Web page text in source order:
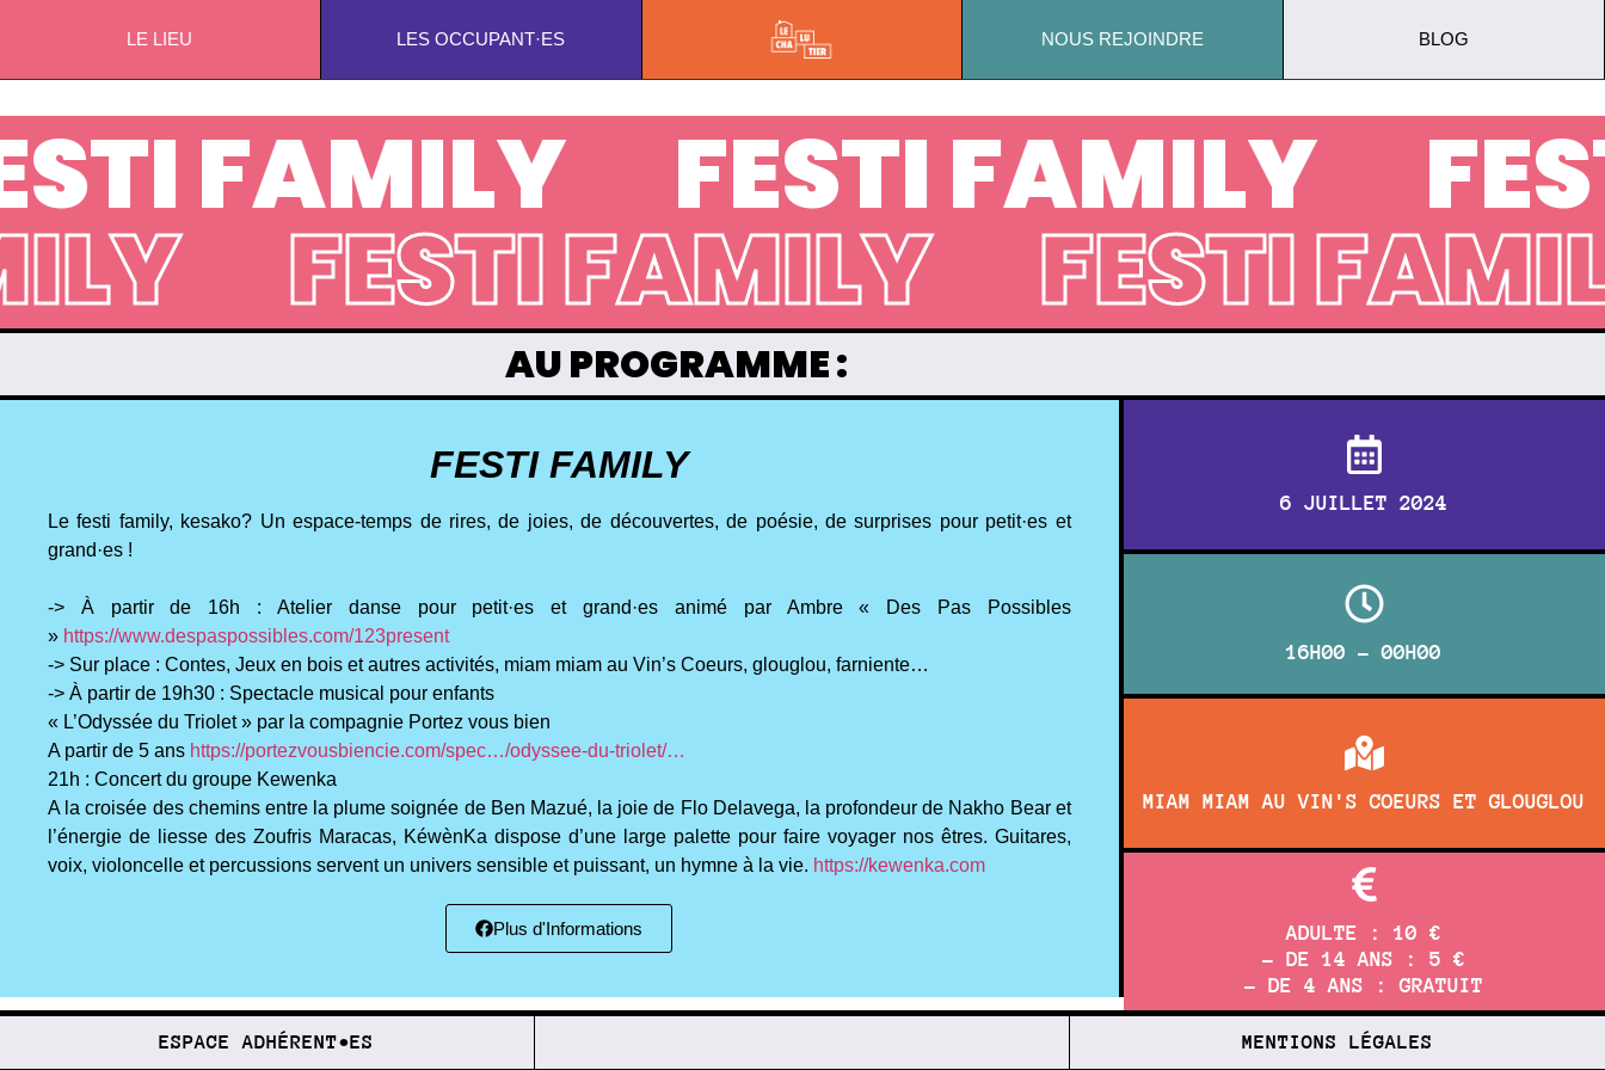
LE LIEU LES OCCUPANT·ES NOUS REJOINDRE BLOG
FAMILY FESTI FAMILY
FESTI
FESTI FAMILY
AU PROGRAMME :
FESTI FAMILY
Le festi family, kesako? Un espace-temps de rires, de joies, de découvertes, de poésie, de surprises pour petit·es et
grand·es !
-> À partir de 16h : Atelier danse pour petit·es et grand·es animé par Ambre « Des Pas Possibles
» https://www.despaspossibles.com/123present
-> Sur place : Contes, Jeux en bois et autres activités, miam miam au Vin’s Coeurs, glouglou, farniente…
-> À partir de 19h30 : Spectacle musical pour enfants
« L’Odyssée du Triolet » par la compagnie Portez vous bien
A partir de 5 ans https://portezvousbiencie.com/spec…/odyssee-du-triolet/…
21h : Concert du groupe Kewenka
A la croisée des chemins entre la plume soignée de Ben Mazué, la joie de Flo Delavega, la profondeur de Nakho Bear et
l’énergie de liesse des Zoufris Maracas, KéwènKa dispose d’une large palette pour faire voyager nos êtres. Guitares,
voix, violoncelle et percussions servent un univers sensible et puissant, un hymne à la vie. https://kewenka.com
Plus d'Informations
6 JUILLET 2024
16H00 - 00H00
MIAM MIAM AU VIN'S COEURS ET GLOUGLOU
ADULTE : 10 €
- DE 14 ANS : 5 €
- DE 4 ANS : GRATUIT
ESPACE ADHÉRENT•ES MENTIONS LÉGALES